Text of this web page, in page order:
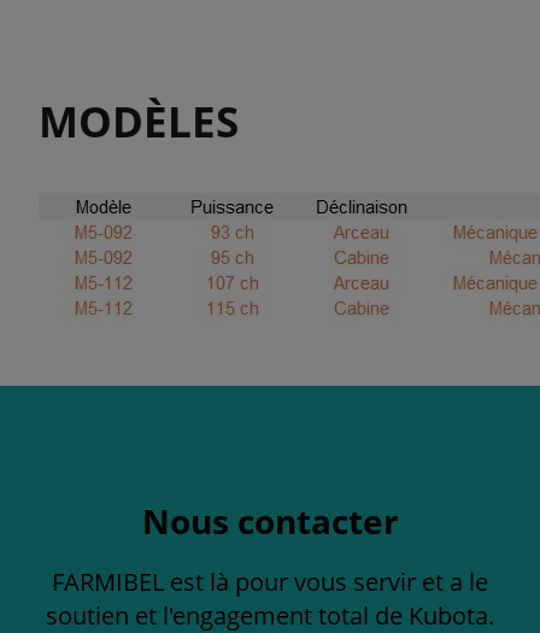
MODÈLES
Nous contacter
FARMIBEL est là pour vous servir et a le
soutien et l'engagement total de Kubota.